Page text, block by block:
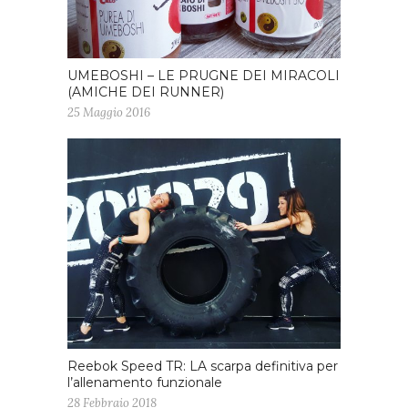
UMEBOSHI – LE PRUGNE DEI MIRACOLI
(AMICHE DEI RUNNER)
25 Maggio 2016
Reebok Speed TR: LA scarpa definitiva per
l’allenamento funzionale
28 Febbraio 2018